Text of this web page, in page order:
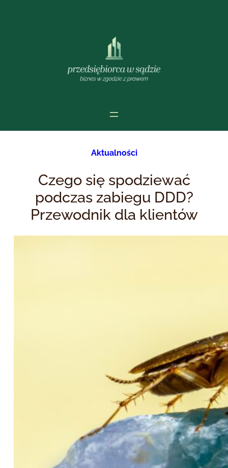
Aktualności
Czego się spodziewać
podczas zabiegu DDD?
Przewodnik dla klientów